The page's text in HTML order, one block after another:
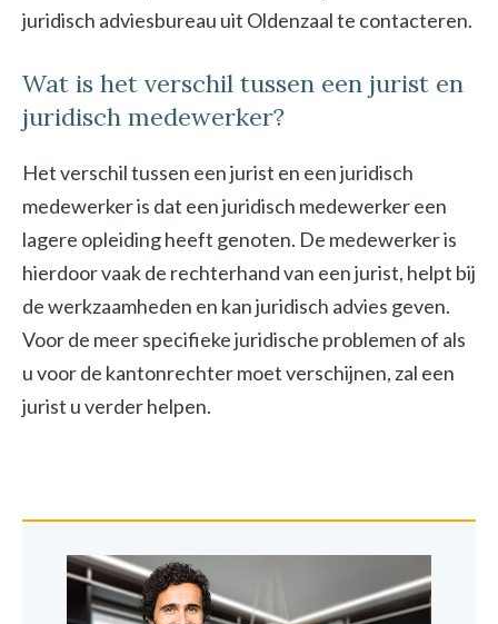
juridisch adviesbureau uit Oldenzaal te contacteren.
Wat is het verschil tussen een jurist en
juridisch medewerker?
Het verschil tussen een jurist en een juridisch
medewerker is dat een juridisch medewerker een
lagere opleiding heeft genoten. De medewerker is
hierdoor vaak de rechterhand van een jurist, helpt bij
de werkzaamheden en kan juridisch advies geven.
Voor de meer specifieke juridische problemen of als
u voor de kantonrechter moet verschijnen, zal een
jurist u verder helpen.